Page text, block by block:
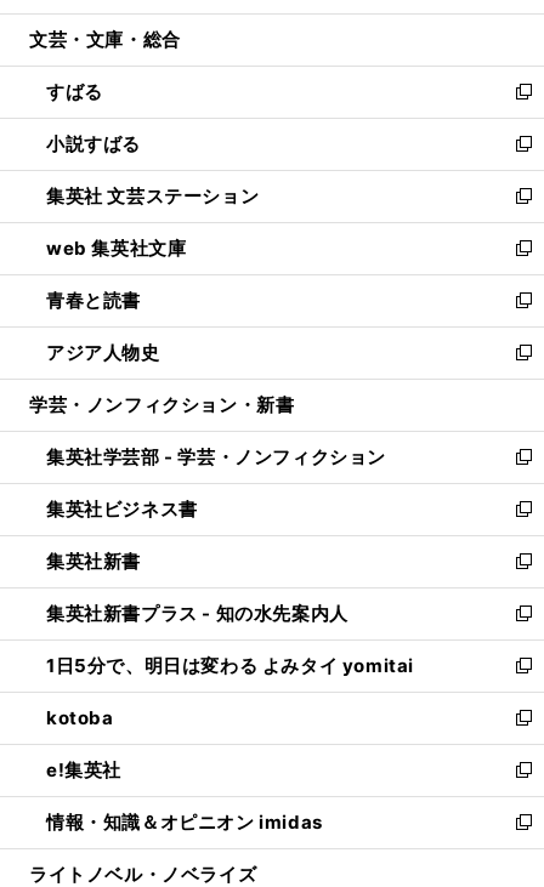
開
ウ
開
く
ン
ウ
で
開
く
ウ
ン
ド
ウ
で
開
く
文芸・文庫・総合
すばる
新
し
い
ウ
ィ
ン
ド
ウ
で
開
く
小説すばる
新
し
い
ウ
ィ
ン
ド
ウ
で
開
集英社 文芸ステーション
新
し
い
ウ
ィ
ン
ド
ウ
開
く
web 集英社文庫
新
し
い
ウ
ィ
ン
ウ
で
開
く
青春と読書
新
し
い
ウ
ン
ド
ウ
で
開
く
アジア人物史
新
し
ウ
ィ
ン
ド
ウ
で
開
く
学芸・ノンフィクション・新書
集英社学芸部 - 学芸・ノンフィクション
新
し
い
ウ
ィ
ン
ド
ウ
で
開
く
集英社ビジネス書
新
し
い
ウ
ィ
ン
ド
ウ
で
開
く
集英社新書
新
し
い
ウ
ィ
ン
ド
ウ
で
開
く
集英社新書プラス - 知の水先案内人
新
し
い
ウ
ィ
ン
ド
ウ
で
開
1日5分で、明日は変わる よみタイ yomitai
新
し
い
ウ
ィ
ン
ド
ウ
kotoba
新
し
い
ウ
ィ
ン
e!集英社
新
し
い
ウ
情報・知識＆オピニオン imidas
新
し
ライトノベル・ノベライズ